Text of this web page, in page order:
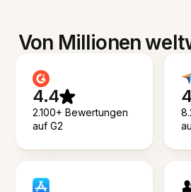
Von Millionen
4.4
2.100+ Bewertungen
auf G2